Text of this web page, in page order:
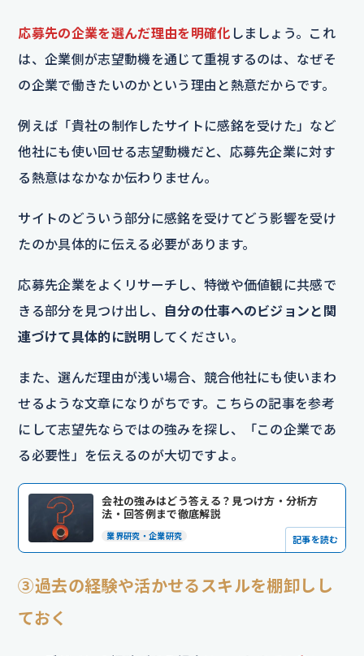
応募先の企業を選んだ理由を明確化 しましょう。これ
は、企業側が志望動機を通じて重視するのは、なぜそ
の企業で働きたいのかという理由と熱意だからです。
例えば「貴社の制作したサイトに感銘を受けた」など
他社にも使い回せる志望動機だと、応募先企業に対す
る熱意はなかなか伝わりません。
サイトのどういう部分に感銘を受けてどう影響を受け
たのか具体的に伝える必要があります。
応募先企業をよくリサーチし、特徴や価値観に共感で
きる部分を見つけ出し、
自分の仕事へのビジョンと関
連づけて具体的に説明 してください。
また、選んだ理由が浅い場合、競合他社にも使いまわ
せるような文章になりがちです。こちらの記事を参考
にして志望先ならではの強みを探し、「この企業であ
る必要性」を伝えるのが大切ですよ。
会社の強みはどう答える？見つけ方・分析方
法・回答例まで徹底解説
業界研究・企業研究 記事を読む
➂過去の経験や活かせるスキルを棚卸しし
ておく